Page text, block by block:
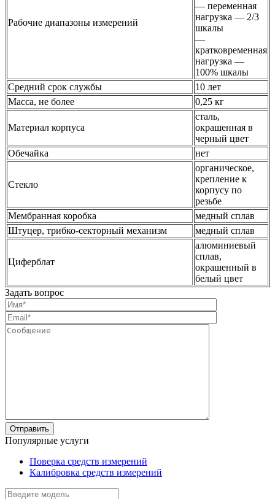
Рабочие диапазоны измерений
— переменная
нагрузка — 2/3
шкалы
—
кратковременная
нагрузка —
100% шкалы
Средний срок службы
10 лет
Масса, не более
0,25 кг
Материал корпуса
сталь,
окрашенная в
черный цвет
Обечайка
нет
Стекло
органическое,
крепление к
корпусу по
резьбе
Мембранная коробка
медный сплав
Штуцер, трибко-секторный механизм
медный сплав
Циферблат
алюминиевый
сплав,
окрашенный в
белый цвет
Задать вопрос
Популярные услуги
Поверка средств измерений
Калибровка средств измерений